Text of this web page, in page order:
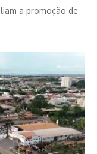
a promoção de